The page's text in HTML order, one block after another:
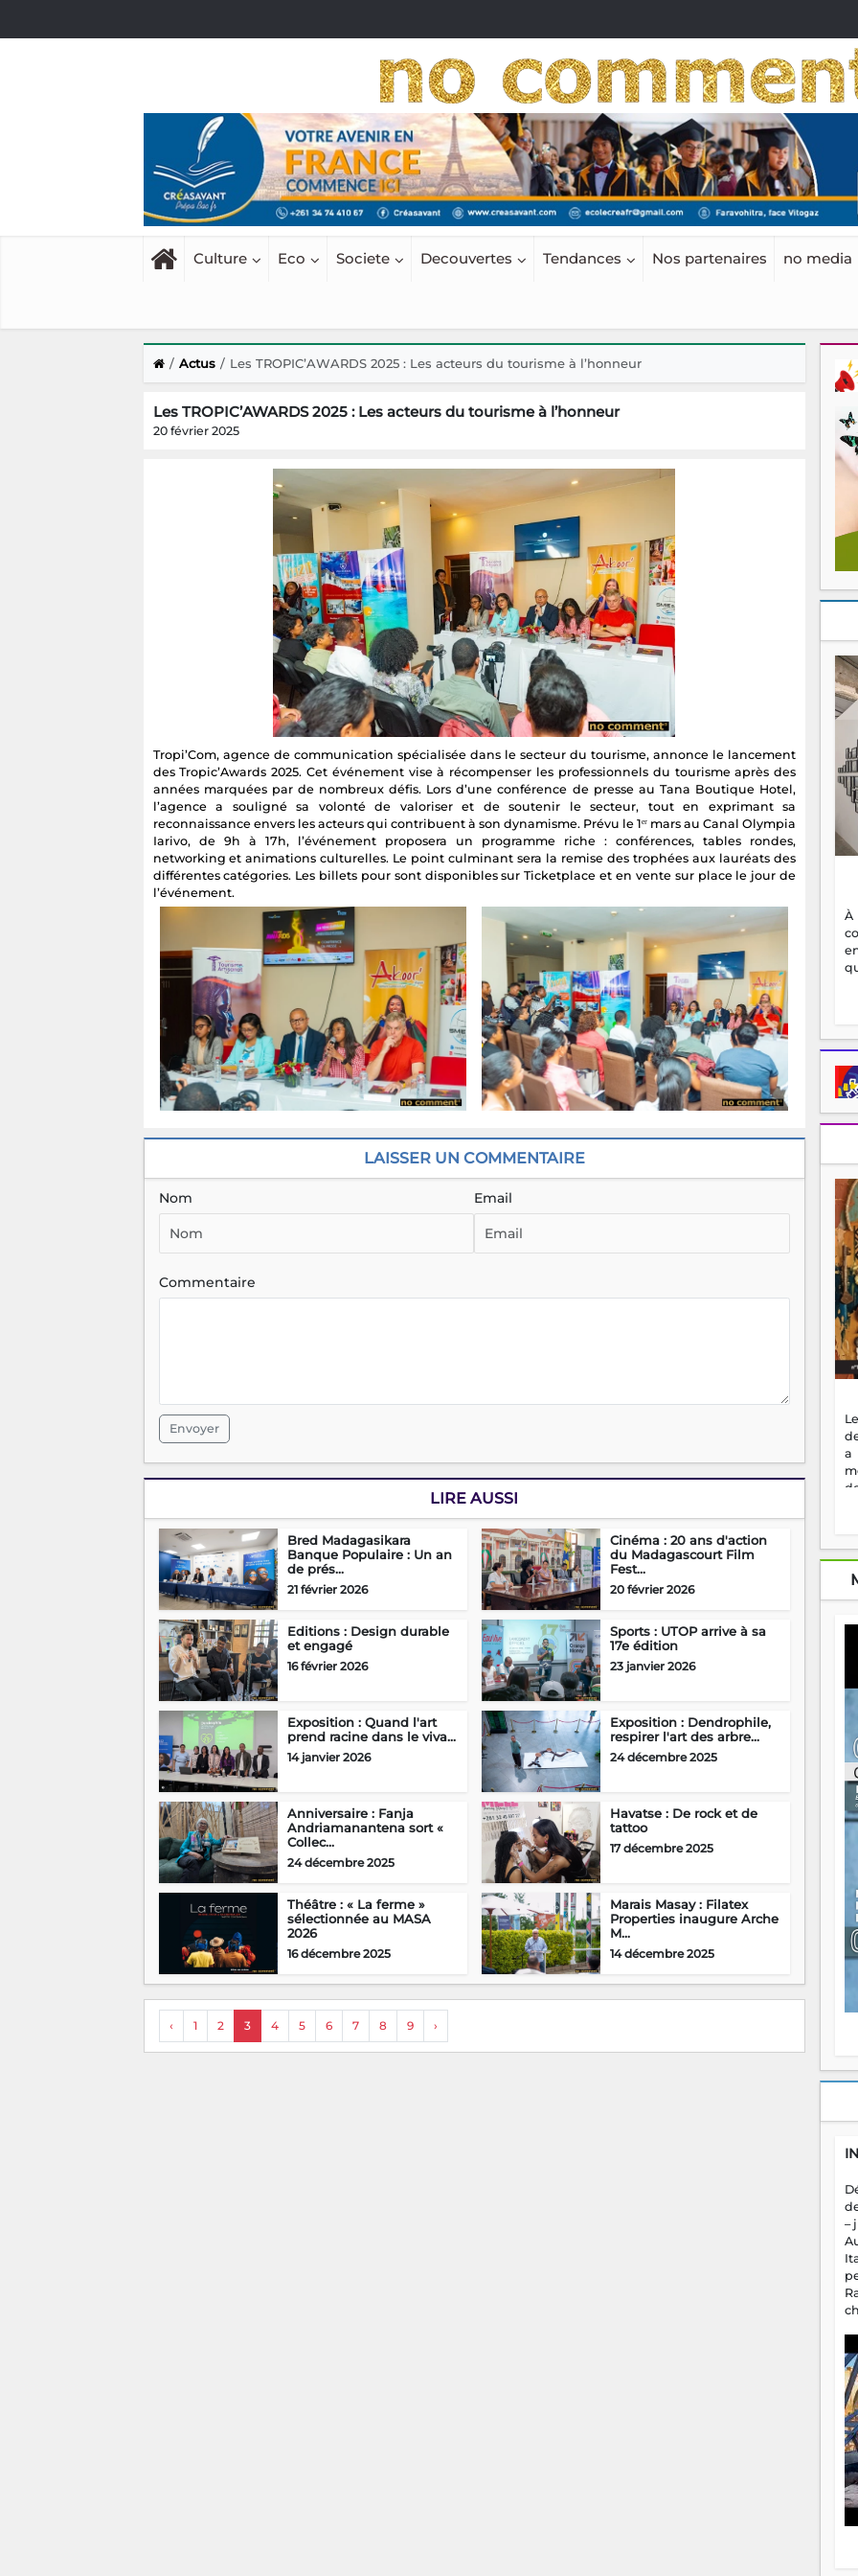
Culture Eco Societe Decouvertes Tendances Nos partenaires no media
Actus Les TROPIC’AWARDS 2025 : Les acteurs du tourisme à l’honneur
Les TROPIC’AWARDS 2025 : Les acteurs du tourisme à l’honneur
20 février 2025
Tropi’Com, agence de communication spécialisée dans le secteur du tourisme, annonce le lancement
des Tropic’Awards 2025. Cet événement vise à récompenser les professionnels du tourisme après des
années marquées par de nombreux défis. Lors d’une conférence de presse au Tana Boutique Hotel,
l’agence a souligné sa volonté de valoriser et de soutenir le secteur, tout en exprimant sa
reconnaissance envers les acteurs qui contribuent à son dynamisme. Prévu le 1ᵉʳ mars au Canal Olympia
Iarivo, de 9h à 17h, l’événement proposera un programme riche : conférences, tables rondes,
networking et animations culturelles. Le point culminant sera la remise des trophées aux lauréats des
différentes catégories. Les billets pour sont disponibles sur Ticketplace et en vente sur place le jour de
l’événement.
LAISSER UN COMMENTAIRE
Nom Email
Commentaire
Envoyer
LIRE AUSSI
Bred Madagasikara
Banque Populaire : Un an
de prés...
21 février 2026
Cinéma : 20 ans d'action
du Madagascourt Film
Fest...
20 février 2026
Editions : Design durable
et engagé
16 février 2026
Sports : UTOP arrive à sa
17e édition
23 janvier 2026
Exposition : Quand l'art
prend racine dans le viva...
14 janvier 2026
Exposition : Dendrophile,
respirer l'art des arbre...
24 décembre 2025
Anniversaire : Fanja
Andriamanantena sort «
Collec...
24 décembre 2025
Havatse : De rock et de
tattoo
17 décembre 2025
Théâtre : « La ferme »
sélectionnée au MASA
2026
16 décembre 2025
Marais Masay : Filatex
Properties inaugure Arche
M...
14 décembre 2025
‹ 1 2 3 4 5 6 7 8 9 ›
a
–